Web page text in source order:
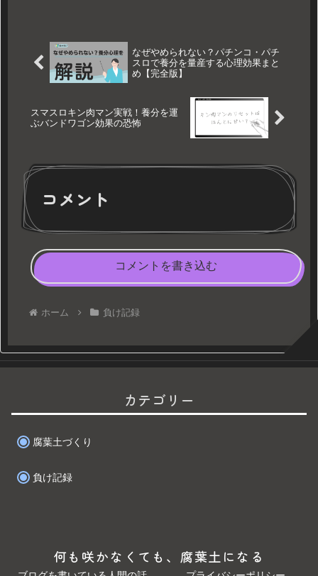
なぜやめられない？パチンコ・パチ
スロで養分を量産する心理効果まと
め【完全版】
スマスロキン肉マン実戦！養分を運
ぶバンドワゴン効果の恐怖
コメント
コメントを書き込む
ホーム 負け記録
カテゴリー
腐葉土づくり
負け記録
何も咲かなくても、腐葉土になる